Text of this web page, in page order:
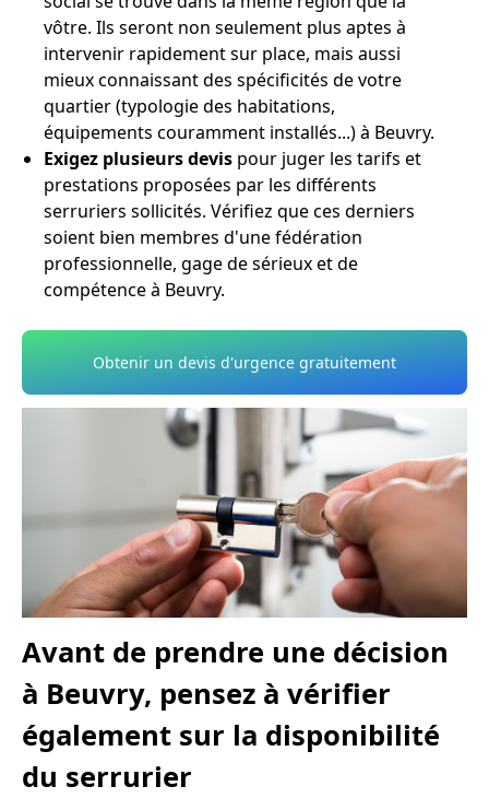
vôtre. Ils seront non seulement plus aptes à
intervenir rapidement sur place, mais aussi
mieux connaissant des spécificités de votre
quartier (typologie des habitations,
équipements couramment installés...) à Beuvry.
Exigez plusieurs devis pour juger les tarifs et
prestations proposées par les différents
serruriers sollicités. Vérifiez que ces derniers
soient bien membres d'une fédération
professionnelle, gage de sérieux et de
compétence à Beuvry.
Obtenir un devis d'urgence gratuitement
Avant de prendre une décision
à Beuvry, pensez à vérifier
également sur la disponibilité
du serrurier